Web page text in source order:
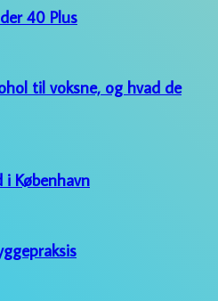
40 Plus
til voksne, og hvad de
København